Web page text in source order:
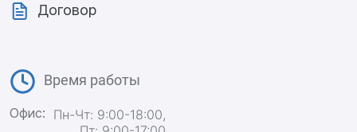
Договор
Время работы
Офис: Пн-Чт: 9:00-18:00,